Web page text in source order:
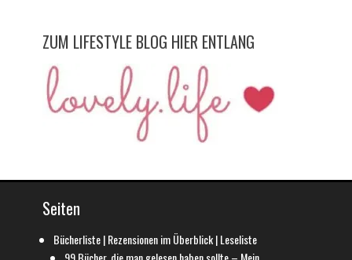
ZUM LIFESTYLE BLOG HIER ENTLANG
Seiten
Bücherliste | Rezensionen im Überblick | Leseliste